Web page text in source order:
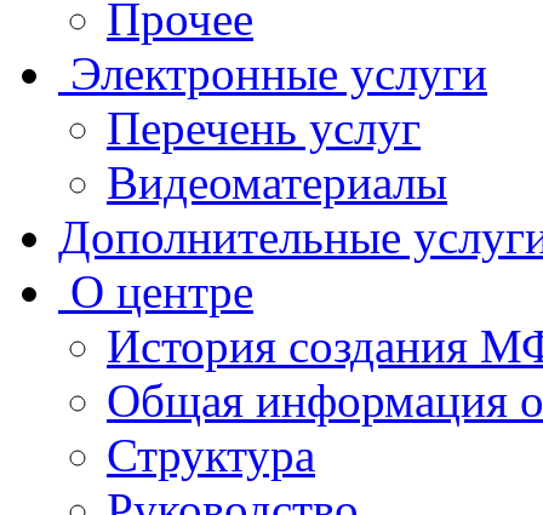
Прочее
Электронные услуги
Перечень услуг
Видеоматериалы
Дополнительные
О центре
История создания
Общая
Структура